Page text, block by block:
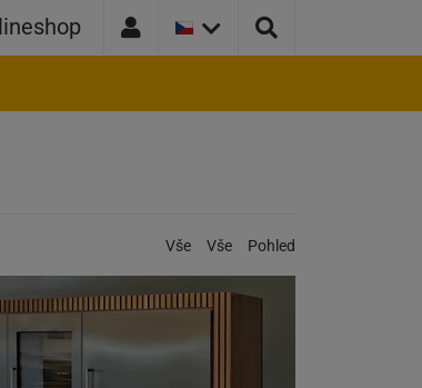
VERZE
ZEMĚ:
Kategorie:
Vše Vše Pohled